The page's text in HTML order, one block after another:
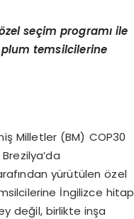
seçim programı ile
temsilcilerine
Milletler (BM) COP30
yürütülen özel
İngilizce hitap
değil, birlikte inşa